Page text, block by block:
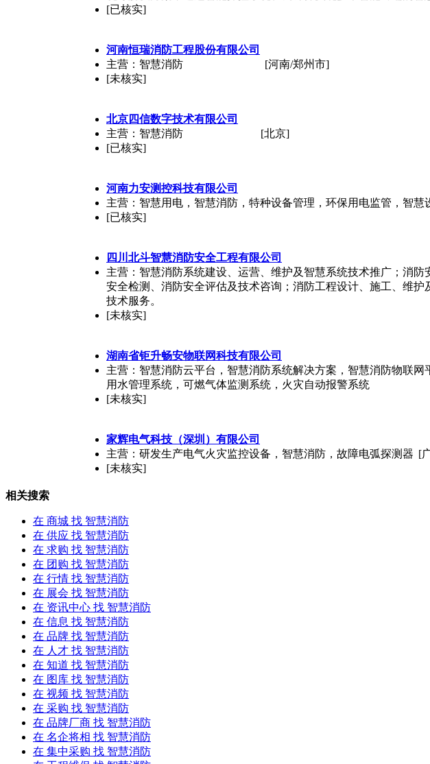
[已核实]
河南恒瑞消防工程股份有限公司
主营：智慧消防
[未核实]
[河南/郑州市]
北京四信数字技术有限公司
主营：智慧消防
[已核实]
[北京]
河南力安测控科技有限公司
主营：智慧用电，智慧消防，特种设备管理，环保用电监管，智慧
[已核实]
四川北斗智慧消防安全工程有限公司
主营：智慧消防系统建设、运营、维护及智慧系统技术推广；消
安全检测、消防安全评估及技术咨询；消防工程设计、施工、维
技术服务。
[未核实]
湖南省钜升畅安物联网科技有限公司
主营：智慧消防云平台，智慧消防系统解决方案，智慧消防物联
用水管理系统，可燃气体监测系统，火灾自动报警系统
[未核实]
家辉电气科技（深圳）有限公司
主营：研发生产电气火灾监控设备，智慧消防，故障电弧探测器
[未核实]
[
相关搜索
在 商城 找 智慧消防
在 供应 找 智慧消防
在 求购 找 智慧消防
在 团购 找 智慧消防
在 行情 找 智慧消防
在 展会 找 智慧消防
在 资讯中心 找 智慧消防
在 信息 找 智慧消防
在 品牌 找 智慧消防
在 人才 找 智慧消防
在 知道 找 智慧消防
在 图库 找 智慧消防
在 视频 找 智慧消防
在 采购 找 智慧消防
在 品牌厂商 找 智慧消防
在 名企将相 找 智慧消防
在 集中采购 找 智慧消防